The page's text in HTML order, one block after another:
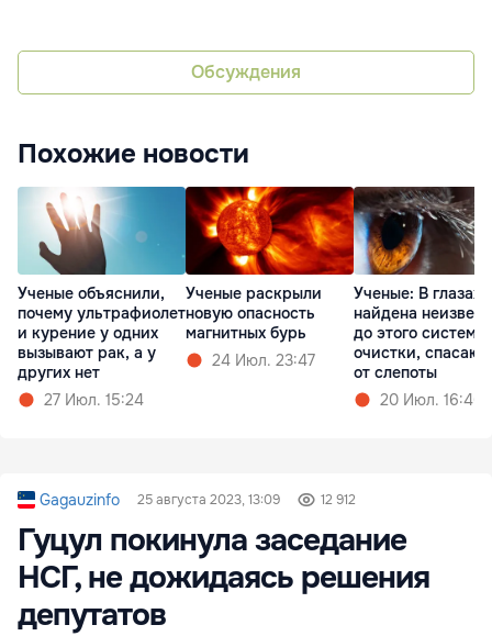
Обсуждения
Похожие новости
Ученые объяснили,
почему ультрафиолет
и курение у одних
вызывают рак, а у
других нет
27 Июл. 15:24
Ученые раскрыли
новую опасность
магнитных бурь
24 Июл. 23:47
Ученые: В глазах
найдена
до этого система
очистки,
от слепоты
20 Июл. 16:46
Gagauzinfo 25 августа 2023, 13:09 12 912
Гуцул покинула заседание
НСГ, не дожидаясь решения
депутатов